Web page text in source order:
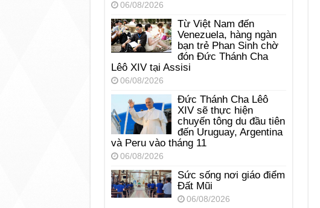
06/08/2026
Từ Việt Nam đến
Venezuela, hàng ngàn
bạn trẻ Phan Sinh chờ
đón Đức Thánh Cha
Lêô XIV tại Assisi
06/08/2026
Đức Thánh Cha Lêô
XIV sẽ thực hiện
chuyến tông du đầu tiên
đến Uruguay, Argentina
và Peru vào tháng 11
06/08/2026
Sức sống nơi giáo điểm
Đất Mũi
06/08/2026